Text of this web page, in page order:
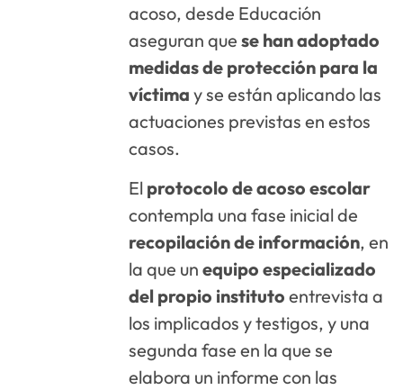
acoso, desde Educación
aseguran quese han adoptado
medidas de protección para la
víctima y se están aplicando las
actuaciones previstas en estos
casos.
El protocolo de acoso escolar
contempla una fase inicial de
recopilación de información, en
la que unequipo especializado
del propio instituto entrevista a
los implicados y testigos, y una
segunda fase en la que se
elabora un informe con las